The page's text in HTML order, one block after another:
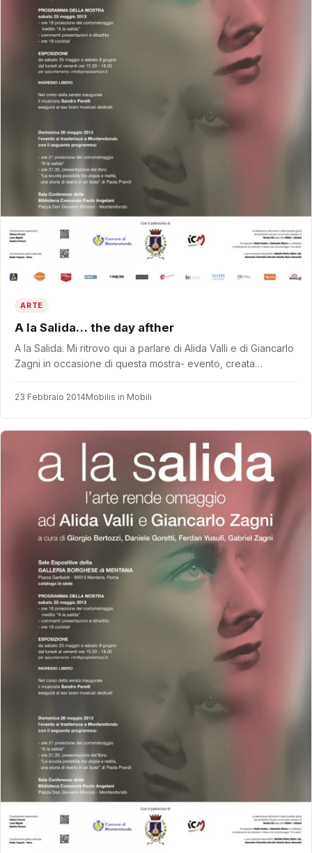
ARTE
A la Salida… the day afther
A la Salida. Mi ritrovo qui a parlare di Alida Valli e di Giancarlo
Zagni in occasione di questa mostra- evento, creata…
23 Febbraio 2014Mobilis in Mobili